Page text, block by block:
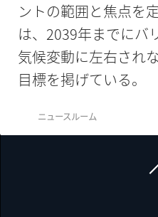
ントの範囲と焦点を
は、2039年までにバ
気候変動に左右され
目標を掲げている。
ニュースルーム